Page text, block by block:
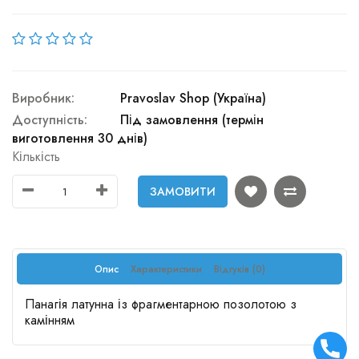
Виробник:
Pravoslav Shop (Україна)
Доступність:
Під замовлення (термін
виготовлення 30 днів)
Кількість
ЗАМОВИТИ
Опис Характеристики Відгуків (0)
Панагія латунна із фрагментарною позолотою з
камінням